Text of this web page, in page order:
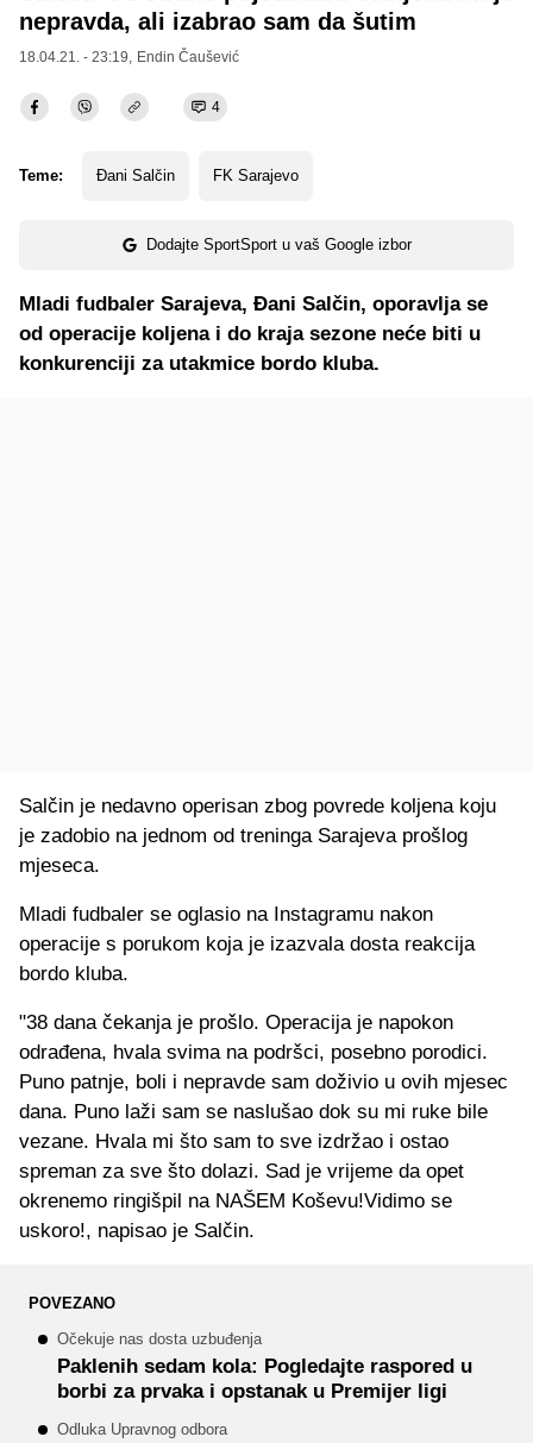
nepravda, ali izabrao sam da šutim
18.04.21. - 23:19, Endin Čaušević
4
Teme: Đani Salčin FK Sarajevo
Dodajte SportSport u vaš Google izbor
Mladi fudbaler Sarajeva, Đani Salčin, oporavlja se
od operacije koljena i do kraja sezone neće biti u
konkurenciji za utakmice bordo kluba.
Salčin je nedavno operisan zbog povrede koljena koju
je zadobio na jednom od treninga Sarajeva prošlog
mjeseca.
Mladi fudbaler se oglasio na Instagramu nakon
operacije s porukom koja je izazvala dosta reakcija
bordo kluba.
"38 dana čekanja je prošlo. Operacija je napokon
odrađena, hvala svima na podršci, posebno porodici.
Puno patnje, boli i nepravde sam doživio u ovih mjesec
dana. Puno laži sam se naslušao dok su mi ruke bile
vezane. Hvala mi što sam to sve izdržao i ostao
spreman za sve što dolazi. Sad je vrijeme da opet
okrenemo ringišpil na NAŠEM Koševu!Vidimo se
uskoro!, napisao je Salčin.
POVEZANO
Očekuje nas dosta uzbuđenja
Paklenih sedam kola: Pogledajte raspored u
borbi za prvaka i opstanak u Premijer ligi
Odluka Upravnog odbora